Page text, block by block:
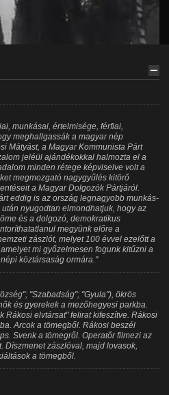
munkásai, értelmisége, férfiai,
meghallgassák a magyar nép
Mátyást, a Magyar Kommunista Párt
jeléül ajándékokkal halmozta el a
minden rétege képviselve volt a
megmozgató nagygyűlés kitörő
a Magyar Dolgozók Pártjáról.
eddig is az ország legnagyobb munkás-
nyugodtan elmondhatjuk, hogy az
és a dolgozó, demokratikus
megyünk előre a
zászlót, melyet 100 évvel ezelőtt a
mi győzelmesen fogunk kitűzni a
köztársaság ormára."
"Szabadság"; "Gyula"), ökrös
és gyerekek a mezőhegyesi parkba.
Rákosi elvtársat" felirat kifeszítve. Rákosi
Arcok a tömegből. Rákosi beszél
Svenk a tömegről. Operatőr filmezi az
Díszmenet zászlóval, majd lovasok,
a tömegből.